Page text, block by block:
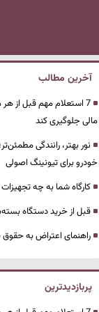
آخرین مطالب
7 استعلام مهم قبل از
مالی جلوگیری کند
نور بهتر، رانندگی
خودرو برای تیونینگ اصولی
کارگاه شما به چه
قبل از خرید دستگاه
راهنمای اعتراض به
پربازدیدترین